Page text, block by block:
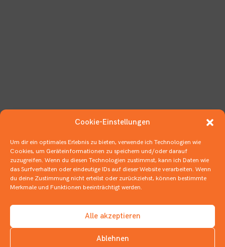
Cookie-Einstellungen
Um dir ein optimales Erlebnis zu bieten, verwende ich Technologien wie
Cookies, um Geräteinformationen zu speichern und/oder darauf
zuzugreifen. Wenn du diesen Technologien zustimmst, kann ich Daten wie
das Surfverhalten oder eindeutige IDs auf dieser Website verarbeiten. Wenn
du deine Zustimmung nicht erteilst oder zurückziehst, können bestimmte
Merkmale und Funktionen beeinträchtigt werden.
Alle akzeptieren
Ablehnen